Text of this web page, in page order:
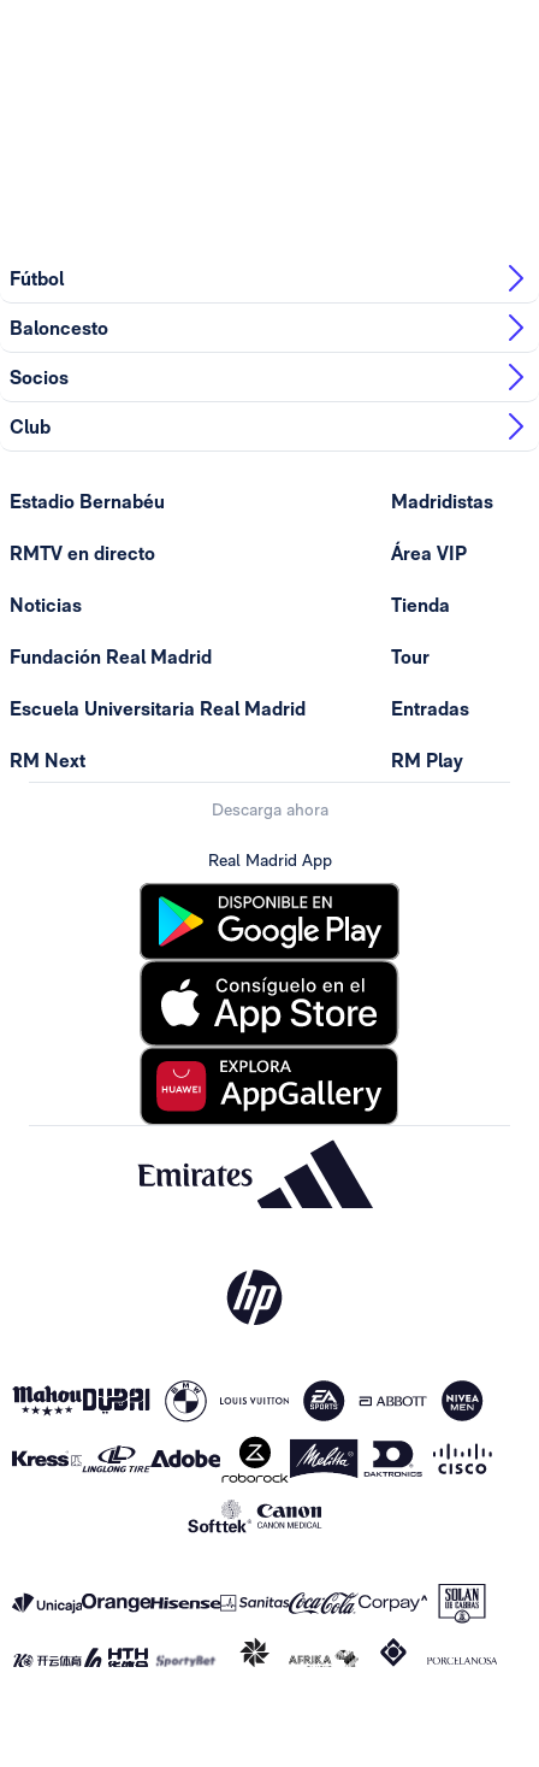
Fútbol
Baloncesto
Socios
Club
Estadio Bernabéu
RMTV en directo
Noticias
Fundación Real Madrid
Escuela Universitaria Real Madrid
RM Next
Madridistas
Área VIP
Tienda
Tour
Entradas
RM Play
Descarga ahora
Real Madrid App